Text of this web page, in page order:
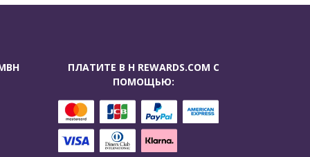
ПЛАТИТЕ В H REWARDS.COM С
ПОМОЩЬЮ: